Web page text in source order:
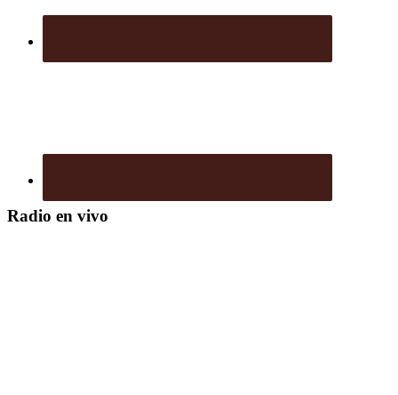
Radio en vivo